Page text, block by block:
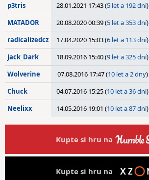
p3tris 28.01.2021 17:43 (5 let a 192 dní)
MATADOR 20.08.2020 00:39 (5 let a 353 dní)
radicalizedcz 17.04.2020 15:03 (6 let a 113 dní)
Jack_Dark 18.09.2016 15:40 (9 let a 325 dní)
Wolverine 07.08.2016 17:47 (10 let a 2 dny)
Chuck 04.07.2016 15:25 (10 let a 36 dní)
Neelixx 14.05.2016 19:01 (10 let a 87 dní)
Kupte si hru na
Kupte si hru na